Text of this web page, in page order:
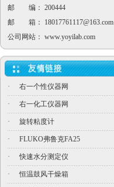
邮 编： 200444
邮 箱：
18017761117@163.com
公司网站： www.yoyilab.com
· 右一个性仪器网
· 右一化工仪器网
· 旋转粘度计
· FLUKO弗鲁克FA25
· 快速水分测定仪
· 恒温鼓风干燥箱